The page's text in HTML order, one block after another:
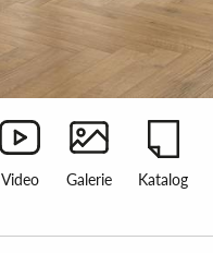
Video Galerie Katalog